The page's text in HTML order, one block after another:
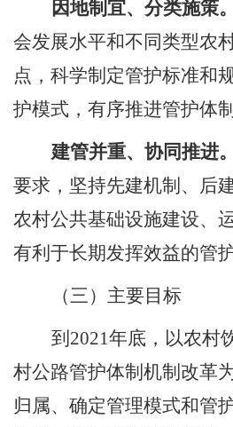
因地制宜、分类施策。
会发展水平和不同类型农
点，科学制定管护标准和
护模式，有序推进管护体制
建管并重、协同推进。
要求，坚持先建机制、后
农村公共基础设施建设、
有利于长期发挥效益的管
（三）主要目标
到 2021年底，以农村
村公路管护体制机制改革
归属、确定管理模式和管